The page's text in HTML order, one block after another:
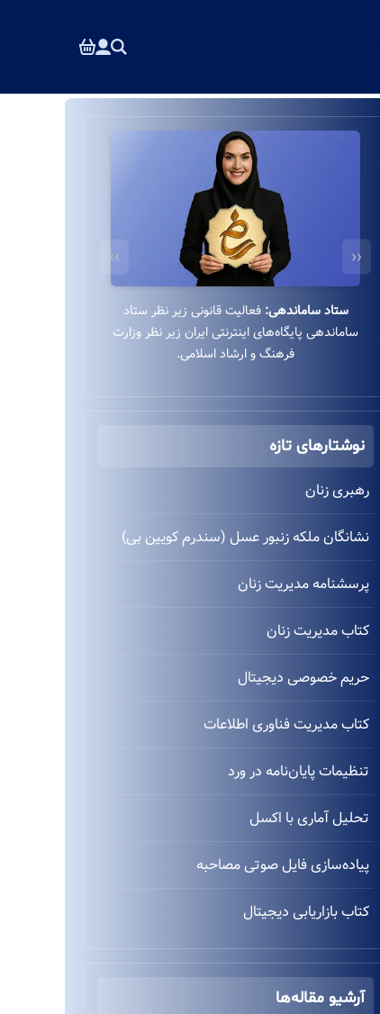
درگاه بانکی ایمن:استفاده از درگاه بانکی ایمن و
مستقیم به‌پرداخت زیر نظر بانک ملت بدون واسطه.
‹‹
››
نوشتارهای تازه
رهبری زنان
نشانگان ملکه زنبور عسل (سندرم کویین بی)
پرسشنامه مدیریت زنان
کتاب مدیریت زنان
حریم خصوصی دیجیتال
کتاب مدیریت فناوری اطلاعات
تنظیمات پایان‌نامه در ورد
تحلیل آماری با اکسل
پیاده‌سازی فایل صوتی مصاحبه
کتاب بازاریابی دیجیتال
آرشیو مقاله‌ها